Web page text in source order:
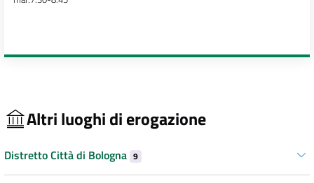
Altri luoghi di erogazione
Distretto Città di Bologna 9